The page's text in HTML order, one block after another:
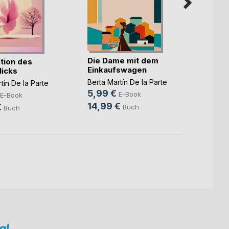
des
De la Parte
E-Book
Buch
Die Dame mit dem
Einkaufswagen
Berta Martín De la Parte
5,99 € E-Book
14,99 € Buch